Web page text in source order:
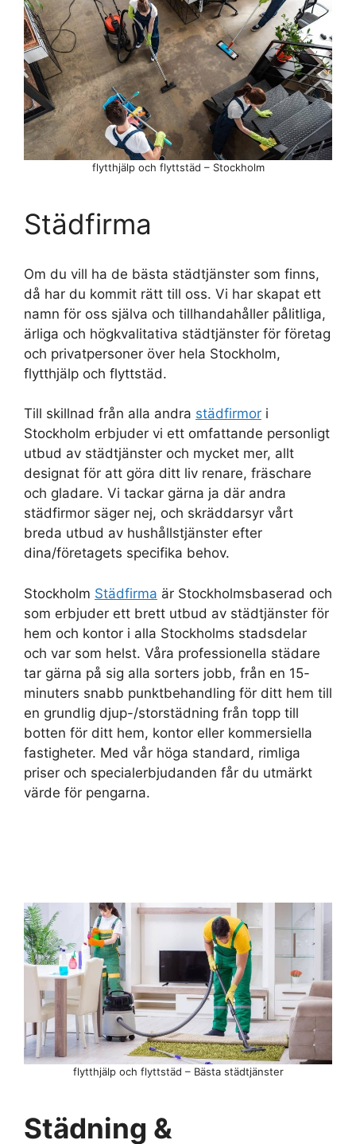
Städfirma
Om du vill ha de bästa städtjänster som finns,
då har du kommit rätt till oss. Vi har skapat ett
namn för oss själva och tillhandahåller pålitliga,
ärliga och högkvalitativa städtjänster för företag
och privatpersoner över hela Stockholm,
flytthjälp och flyttstäd.
Till skillnad från alla andra städfirmor i
Stockholm erbjuder vi ett omfattande personligt
utbud av städtjänster och mycket mer, allt
designat för att göra ditt liv renare, fräschare
och gladare. Vi tackar gärna ja där andra
städfirmor säger nej, och skräddarsyr vårt
breda utbud av hushållstjänster efter
dina/företagets specifika behov.
Stockholm Städfirma är Stockholmsbaserad och
som erbjuder ett brett utbud av städtjänster för
hem och kontor i alla Stockholms stadsdelar
och var som helst. Våra professionella städare
tar gärna på sig alla sorters jobb, från en 15-
minuters snabb punktbehandling för ditt hem till
en grundlig djup-/storstädning från topp till
botten för ditt hem, kontor eller kommersiella
fastigheter. Med vår höga standard, rimliga
priser och specialerbjudanden får du utmärkt
värde för pengarna.
flytthjälp och flyttstäd – Stockholm
flytthjälp och flyttstäd – Bästa städtjänster
Städning &